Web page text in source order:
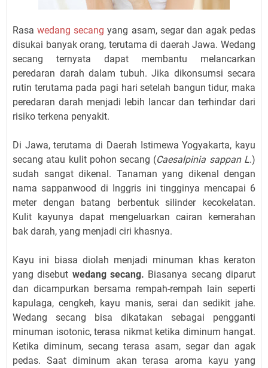
Rasawedang secang yang asam, segar dan agak pedas
disukai banyak orang, terutama di daerah Jawa. Wedang
secang ternyata dapat membantu melancarkan
peredaran darah dalam tubuh. Jika dikonsumsi secara
rutin terutama pada pagi hari setelah bangun tidur, maka
peredaran darah menjadi lebih lancar dan terhindar dari
risiko terkena penyakit.
Di Jawa, terutama di Daerah Istimewa Yogyakarta, kayu
secang atau kulit pohon secang (Caesalpinia sappan L.)
sudah sangat dikenal. Tanaman yang dikenal dengan
nama sappanwood di Inggris ini tingginya mencapai 6
meter dengan batang berbentuk silinder kecokelatan.
Kulit kayunya dapat mengeluarkan cairan kemerahan
bak darah, yang menjadi ciri khasnya.
Kayu ini biasa diolah menjadi minuman khas keraton
yang disebut wedang secang. Biasanya secang diparut
dan dicampurkan bersama rempah-rempah lain seperti
kapulaga, cengkeh, kayu manis, serai dan sedikit jahe.
Wedang secang bisa dikatakan sebagai pengganti
minuman isotonic, terasa nikmat ketika diminum hangat.
Ketika diminum, secang terasa asam, segar dan agak
pedas. Saat diminum akan terasa aroma kayu yang